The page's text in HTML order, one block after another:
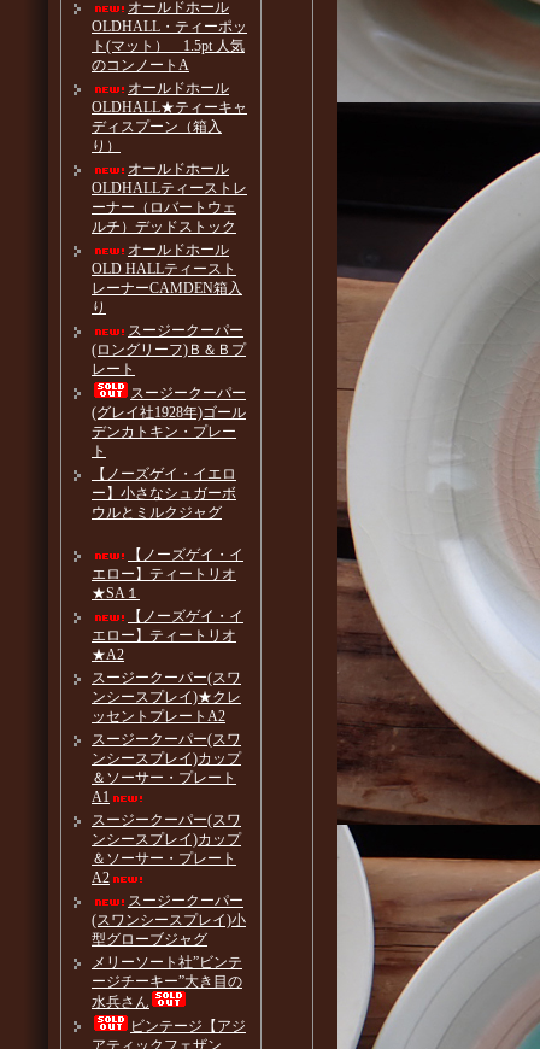
オールドホール
OLDHALL・ティーポッ
ト(マット） 1.5pt 人気
のコンノートA
オールドホール
OLDHALL★ティーキャ
ディスプーン（箱入
り）
オールドホール
OLDHALLティーストレ
ーナー（ロバートウェ
ルチ）デッドストック
オールドホール
OLD HALLティースト
レーナーCAMDEN箱入
り
スージークーパー
(ロングリーフ)Ｂ＆Ｂプ
レート
スージークーパー
(グレイ社1928年)ゴール
デンカトキン・プレー
ト
【ノーズゲイ・イエロ
ー】小さなシュガーボ
ウルとミルクジャグ
【ノーズゲイ・イ
エロー】ティートリオ
★SA１
【ノーズゲイ・イ
エロー】ティートリオ
★A2
スージークーパー(スワ
ンシースプレイ)★クレ
ッセントプレートA2
スージークーパー(スワ
ンシースプレイ)カップ
＆ソーサー・プレート
A1
スージークーパー(スワ
ンシースプレイ)カップ
＆ソーサー・プレート
A2
スージークーパー
(スワンシースプレイ)小
型グローブジャグ
メリーソート社”ビンテ
ージチーキー”大き目の
水兵さん
ビンテージ【アジ
アティックフェザン